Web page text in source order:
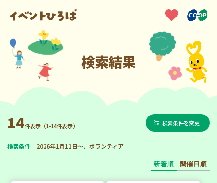
検索結果
14件表示（1-14件表示） 検索条件を変更
検索条件 2026年1月11日～、ボランティア
新着順 開催日順